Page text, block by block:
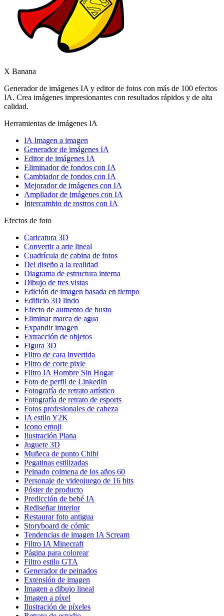
X Banana
Generador de imágenes IA y editor de fotos con más de 100 efectos
IA. Crea imágenes impresionantes con resultados rápidos y de alta
calidad.
Herramientas de imágenes IA
IA Imagen a imagen
Generador de imágenes IA
Editor de imágenes IA
Eliminador de fondos con IA
Cambiador de fondos con IA
Mejorador de imágenes con IA
Ampliador de imágenes con IA
Intercambio de rostros con IA
Efectos de foto
Caricatura 3D
Convertir a arte lineal
Cuadrícula de cabina de fotos
Del diseño a la realidad
Diagrama de estructura interna
Dibujo de tres vistas
Edición de imagen basada en tiempo
Edificio 3D lindo
Efecto de aumento de busto
Eliminar marca de agua
Expandir imagen
Extracción de objetos
Figura 3D
Filtro de cara invertida
Filtro de corte pixie
Filtro IA Hombre Sin Hogar
Foto de perfil de LinkedIn
Fotografía de retrato artístico
Fotografía de retrato de esports
Fotos profesionales de cabeza
IA estilo Y2K
Icono emoji
Ilustración Plana
Juguete 3D
Muñeca de punto Chibi
Pegatinas estilizadas
Peinado colmena de los años 60
Personaje de videojuego de 16 bits
Póster de producto
Predicción de bebé IA
Rediseñar interior
Restaurar foto antigua
Storyboard de cómic
Tendencias de imagen IA Scream
Filtro IA Minecraft
Página para colorear
Filtro estilo GTA
Generador de peinados
Extensión de imagen
Imagen a dibujo lineal
Imagen a píxel
Ilustración de píxeles